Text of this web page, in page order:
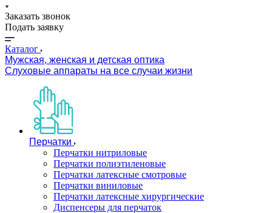
Заказать звонок
Подать заявку
Каталог
Мужская, женская и детская оптика
Слуховые аппараты на все случаи жизни
Перчатки
Перчатки нитриловые
Перчатки полиэтиленовые
Перчатки латексные смотровые
Перчатки виниловые
Перчатки латексные хирургические
Диспенсеры для перчаток